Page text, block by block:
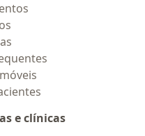
e clínicas